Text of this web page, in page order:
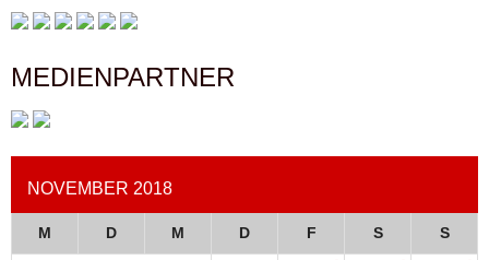
MEDIENPARTNER
NOVEMBER 2018
M D M D F S S